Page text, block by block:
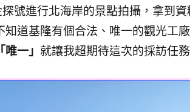
號進行北海岸的景點拍攝，拿到
道基隆有個合法、唯一的觀光工
「唯一」 就讓我超期待這次的採訪任